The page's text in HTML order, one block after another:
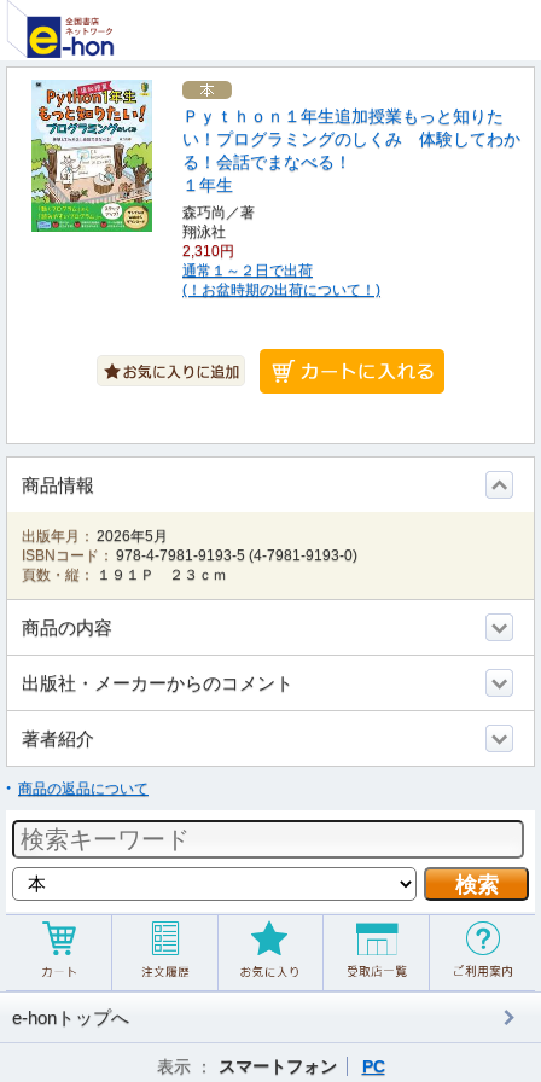
Ｐｙｔｈｏｎ１年生追加授業もっと知りた
い！プログラミングのしくみ 体験してわか
る！会話でまなべる！
１年生
森巧尚／著
翔泳社
2,310円
通常１～２日で出荷
(！お盆時期の出荷について！)
商品情報
出版年月： 2026年5月
ISBNコード： 978-4-7981-9193-5 (4-7981-9193-0)
頁数・縦：
１９１Ｐ ２３ｃｍ
商品の内容
出版社・メーカーからのコメント
著者紹介
商品の返品について
e-honトップへ
表示 ： スマートフォン PC